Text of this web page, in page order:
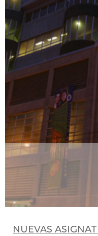
NUEVAS